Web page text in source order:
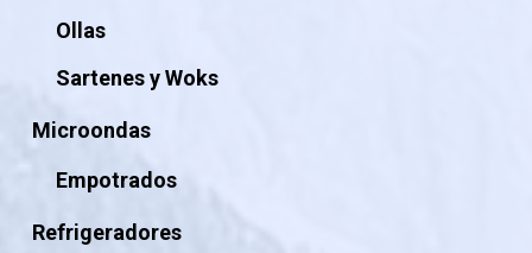
Ollas
Sartenes y Woks
Microondas
Empotrados
Refrigeradores